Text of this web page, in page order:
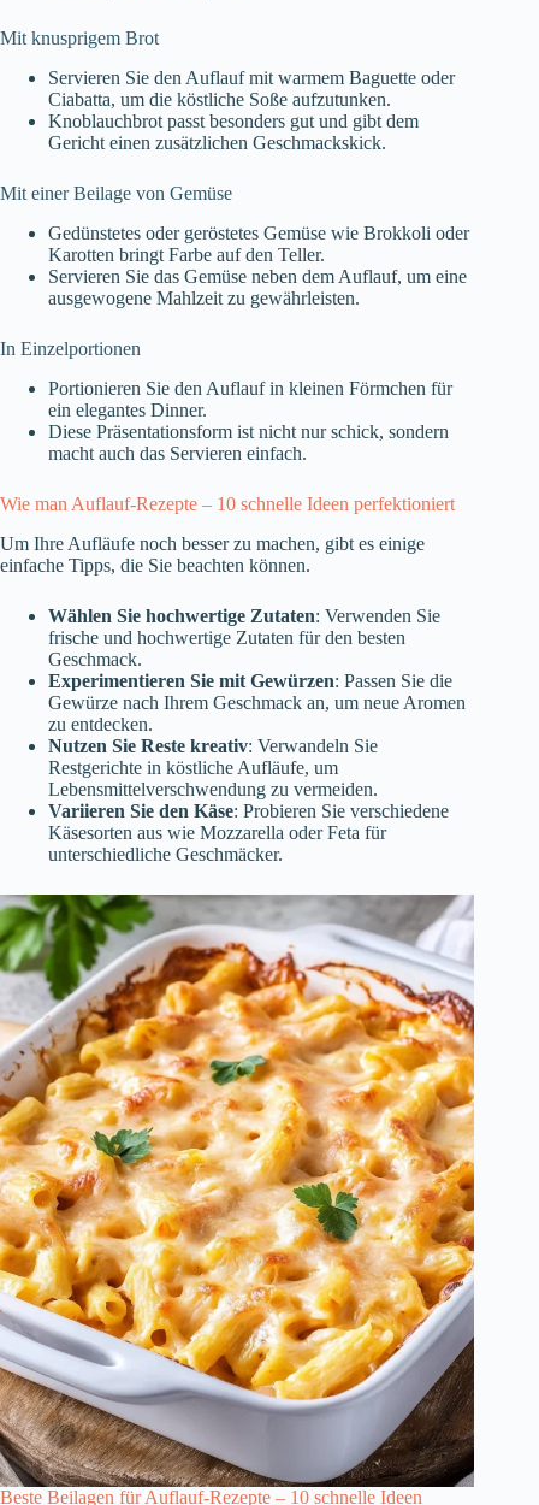
Mit knusprigem Brot
Servieren Sie den Auflauf mit warmem Baguette oder
Ciabatta, um die köstliche Soße aufzutunken.
Knoblauchbrot passt besonders gut und gibt dem
Gericht einen zusätzlichen Geschmackskick.
Mit einer Beilage von Gemüse
Gedünstetes oder geröstetes Gemüse wie Brokkoli oder
Karotten bringt Farbe auf den Teller.
Servieren Sie das Gemüse neben dem Auflauf, um eine
ausgewogene Mahlzeit zu gewährleisten.
In Einzelportionen
Portionieren Sie den Auflauf in kleinen Förmchen für
ein elegantes Dinner.
Diese Präsentationsform ist nicht nur schick, sondern
macht auch das Servieren einfach.
Wie man Auflauf-Rezepte – 10 schnelle Ideen perfektioniert
Um Ihre Aufläufe noch besser zu machen, gibt es einige
einfache Tipps, die Sie beachten können.
Wählen Sie hochwertige Zutaten: Verwenden Sie
frische und hochwertige Zutaten für den besten
Geschmack.
Experimentieren Sie mit Gewürzen: Passen Sie die
Gewürze nach Ihrem Geschmack an, um neue Aromen
zu entdecken.
Nutzen Sie Reste kreativ: Verwandeln Sie
Restgerichte in köstliche Aufläufe, um
Lebensmittelverschwendung zu vermeiden.
Variieren Sie den Käse: Probieren Sie verschiedene
Käsesorten aus wie Mozzarella oder Feta für
unterschiedliche Geschmäcker.
Beste Beilagen für Auflauf-Rezepte – 10 schnelle Ideen